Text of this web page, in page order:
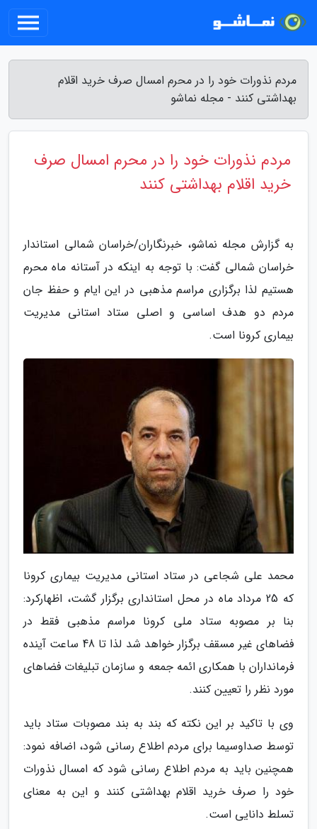
مردم نذورات خود را در محرم امسال صرف خرید اقلام
بهداشتی کنند - مجله نماشو
مردم نذورات خود را در محرم امسال صرف
خرید اقلام بهداشتی کنند
به گزارش مجله نماشو، خبرنگاران/خراسان شمالی استاندار
خراسان شمالی گفت: با توجه به اینکه در آستانه ماه محرم
هستیم لذا برگزاری مراسم مذهبی در این ایام و حفظ جان
مردم دو هدف اساسی و اصلی ستاد استانی مدیریت
بیماری کرونا است.
محمد علی شجاعی در ستاد استانی مدیریت بیماری کرونا
که 25 مرداد ماه در محل استانداری برگزار گشت، اظهارکرد:
بنا بر مصوبه ستاد ملی کرونا مراسم مذهبی فقط در
فضاهای غیر مسقف برگزار خواهد شد لذا تا 48 ساعت آینده
فرمانداران با همکاری ائمه جمعه و سازمان تبلیغات فضاهای
مورد نظر را تعیین کنند.
وی با تاکید بر این نکته که بند به بند مصوبات ستاد باید
توسط صداوسیما برای مردم اطلاع رسانی شود، اضافه نمود:
همچنین باید به مردم اطلاع رسانی شود که امسال نذورات
خود را صرف خرید اقلام بهداشتی کنند و این به معنای
تسلط دانایی است.